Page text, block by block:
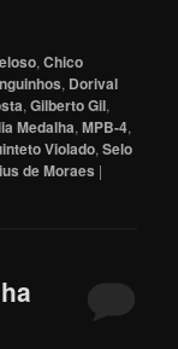
,Chico
, Dorival
,Gilberto Gil,
Medalha,MPB-4,
Violado,Selo
de Moraes |